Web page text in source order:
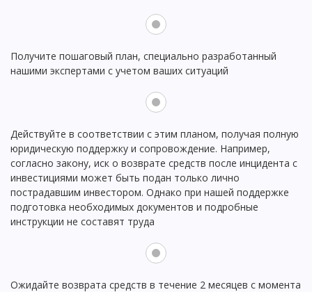
Получите пошаговый план, специально разработанный
нашими экспертами с учетом ваших ситуаций
Действуйте в соответствии с этим планом, получая полную
юридическую поддержку и сопровождение. Например,
согласно закону, иск о возврате средств после инцидента с
инвестициями может быть подан только лично
пострадавшим инвестором. Однако при нашей поддержке
подготовка необходимых документов и подробные
инструкции не составят труда
Ожидайте возврата средств в течение 2 месяцев с момента